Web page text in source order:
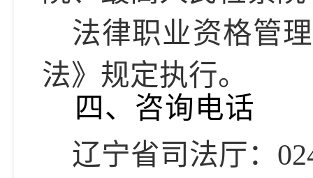
法律职业资格管
法》规定执行。
四、 咨询电话
辽宁省司法厅：